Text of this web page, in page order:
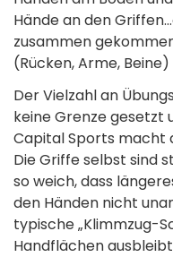
Hände an den
zusammen
(Rücken, Arme,
Der Vielzahl an
keine Grenze gesetzt
Capital Sports macht
Die Griffe­ selbst sind
so weich, dass
den Händen nicht
typische „Klimmzug-
Handflächen